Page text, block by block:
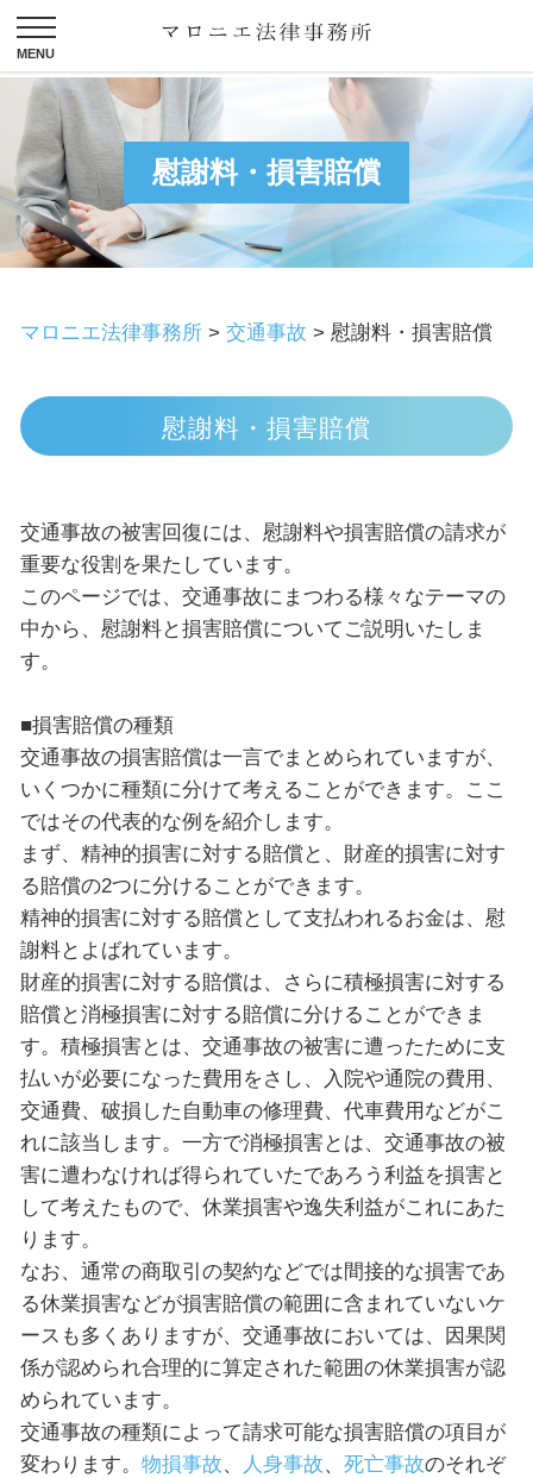
慰謝料・損害賠償
マロニエ法律事務所 > 交通事故 > 慰謝料・損害賠償
慰謝料・損害賠償
交通事故の被害回復には、慰謝料や損害賠償の請求が
重要な役割を果たしています。
このページでは、交通事故にまつわる様々なテーマの
中から、慰謝料と損害賠償についてご説明いたしま
す。
■損害賠償の種類
交通事故の損害賠償は一言でまとめられていますが、
いくつかに種類に分けて考えることができます。ここ
ではその代表的な例を紹介します。
まず、精神的損害に対する賠償と、財産的損害に対す
る賠償の2つに分けることができます。
精神的損害に対する賠償として支払われるお金は、慰
謝料とよばれています。
財産的損害に対する賠償は、さらに積極損害に対する
賠償と消極損害に対する賠償に分けることができま
す。積極損害とは、交通事故の被害に遭ったために支
払いが必要になった費用をさし、入院や通院の費用、
交通費、破損した自動車の修理費、代車費用などがこ
れに該当します。一方で消極損害とは、交通事故の被
害に遭わなければ得られていたであろう利益を損害と
して考えたもので、休業損害や逸失利益がこれにあた
ります。
なお、通常の商取引の契約などでは間接的な損害であ
る休業損害などが損害賠償の範囲に含まれていないケ
ースも多くありますが、交通事故においては、因果関
係が認められ合理的に算定された範囲の休業損害が認
められています。
交通事故の種類によって請求可能な損害賠償の項目が
変わります。 物損事故、 人身事故、 死亡事故のそれぞ